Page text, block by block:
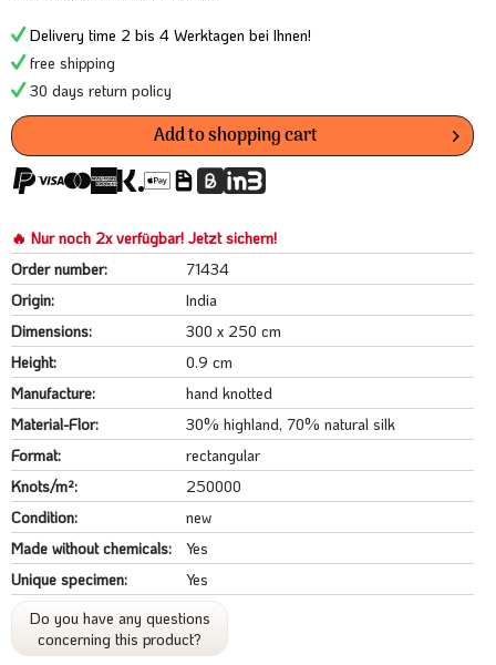
Delivery time 2 bis 4 Werktagen bei Ihnen!
free shipping
30 days return policy
Add toshopping cart
🔥 Nur noch 2x verfügbar! Jetzt sichern!
Order number:
71434
Origin:
India
Dimensions:
300 x 250 cm
Height:
0.9 cm
Manufacture:
hand knotted
Material-Flor:
30% highland, 70% natural silk
Format:
rectangular
Knots/m²:
250000
Condition:
new
Made without chemicals:
Yes
Unique specimen:
Yes
Do you have any questions
concerning this product?